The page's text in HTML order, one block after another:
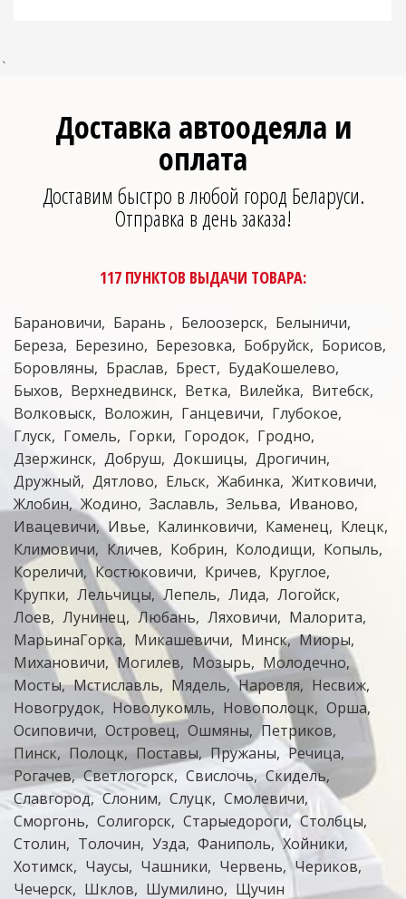
`
Доставка автоодеяла и
оплата
Доставим быстро в любой город Беларуси.
Отправка в день заказа!
117 ПУНКТОВ ВЫДАЧИ ТОВАРА:
Барановичи Барань Белоозерск
Белыничи
Береза
Березино Березовка Бобруйск
Борисов
Боровляны
Браслав Брест
БудаКошелево
Быхов
Верхнедвинск Ветка Вилейка
Витебск
Волковыск
Воложин Ганцевичи
Глубокое
Глуск
Гомель Горки Городок
Гродно
Дзержинск Добруш Докшицы
Дрогичин
Дружный
Дятлово Ельск Жабинка
Житковичи
Жлобин Жодино Заславль Зельва
Иваново
Ивацевичи
Ивье Калинковичи Каменец
Клецк
Климовичи
Кличев Кобрин Колодищи
Копыль
Кореличи
Костюковичи Кричев
Круглое
Крупки
Лельчицы Лепель Лида
Логойск
Лоев
Лунинец Любань Ляховичи
Малорита
МарьинаГорка
Микашевичи Минск Миоры
Михановичи
Могилев Мозырь
Молодечно
Мосты Мстиславль Мядель Наровля
Несвиж
Новогрудок
Новолукомль Новополоцк
Орша
Осиповичи
Островец Ошмяны
Петриков
Пинск
Полоцк Поставы Пружаны
Речица
Рогачев Светлогорск Свислочь Скидель
Славгород Слоним Слуцк Смолевичи
Сморгонь
Солигорск Старыедороги
Столбцы
Столин
Толочин Узда Фаниполь
Хойники
Хотимск
Чаусы Чашники Червень
Чериков
Чечерск
Шклов Шумилино Щучин